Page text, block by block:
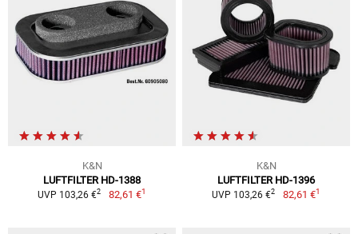
K&N
LUFTFILTER HD-1388
UVP 103,26 €2 82,61 €1
K&N
LUFTFILTER HD-1396
UVP 103,26 €2 82,61 €1